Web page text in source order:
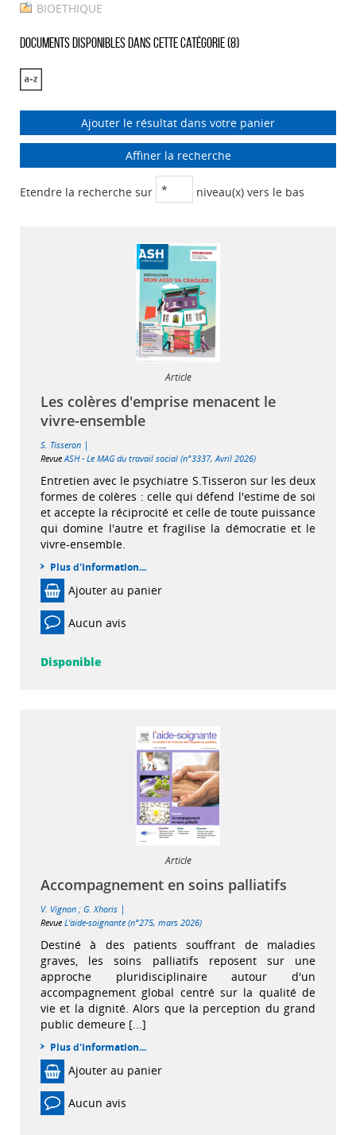
BIOETHIQUE
Documents disponibles dans cette catégorie (8)
Ajouter le résultat dans votre panier
Affiner la recherche
Etendre la recherche sur niveau(x) vers le bas
Article
Les colères d'emprise menacent le
vivre-ensemble
S. Tisseron |
RevueASH - Le MAG du travail social (n°3337, Avril 2026)
Entretien avec le psychiatre S.Tisseron sur les deux
formes de colères : celle qui défend l'estime de soi
et accepte la réciprocité et celle de toute puissance
qui domine l'autre et fragilise la démocratie et le
vivre-ensemble.
Plus d'information...
Ajouter au panier
Aucun avis
Disponible
Article
Accompagnement en soins palliatifs
V. Vignon ; G. Xhoris |
Revue L'aide-soignante (n°275, mars 2026)
Destiné à des patients souffrant de maladies
graves, les soins palliatifs reposent sur une
approche pluridisciplinaire autour d'un
accompagnement global centré sur la qualité de
vie et la dignité. Alors que la perception du grand
public demeure [...]
Plus d'information...
Ajouter au panier
Aucun avis